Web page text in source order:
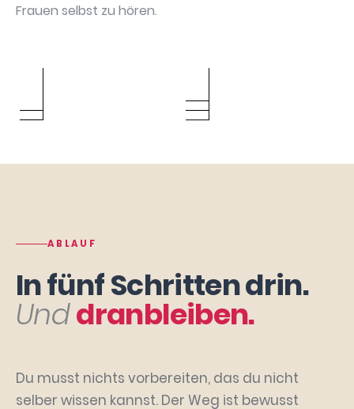
Frauen selbst zu hören.
Silke Gebauer
Julia Dibbern Sarah Chatzikas
ABLAUF
In fünf Schritten drin.
Unddranbleiben.
Du musst nichts vorbereiten, das du nicht
selber wissen kannst. Der Weg ist bewusst